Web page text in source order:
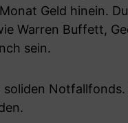
Geld hinein.
Warren Buffett,
sein.
soliden Notfallfonds.